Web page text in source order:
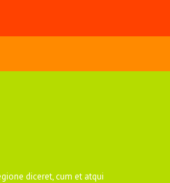
diceret, cum et atqui